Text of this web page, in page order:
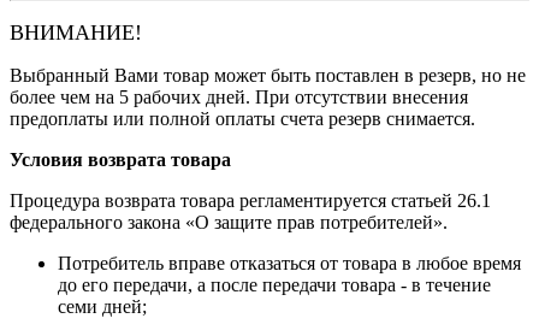
ВНИМАНИЕ!
Выбранный Вами товар может быть поставлен в резерв, но не
более чем на 5 рабочих дней. При отсутствии внесения
предоплаты или полной оплаты счета резерв снимается.
Условия возврата товара
Процедура возврата товара регламентируется статьей 26.1
федерального закона «О защите прав потребителей».
Потребитель вправе отказаться от товара в любое время
до его передачи, а после передачи товара - в течение
семи дней;